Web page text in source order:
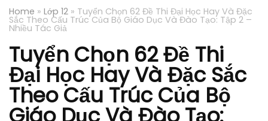
Home » Lớp 12 » Tuyển Chọn 62 Đề Thi Đại Học Hay Và Đặc
Sắc Theo Cấu Trúc Của Bộ Giáo Dục Và Đào Tạo: Tập 2 –
Nhiều Tác Giả
Tuyển Chọn 62 Đề Thi
Đại Học Hay Và Đặc Sắc
Theo Cấu Trúc Của Bộ